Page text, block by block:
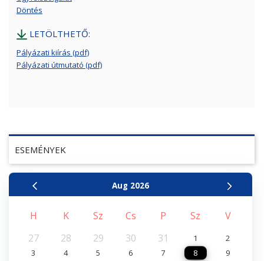
ESEMÉNYEK
Aug 2026
H K Sz Cs P Sz
V
27
28 29 30 31 1
2
3
4 5 6 7 8
9
Döntés
LETÖLTHETŐ:
Pályázati kiírás (pdf)
Pályázati útmutató (pdf)